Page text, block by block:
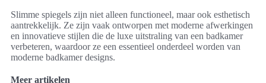
Slimme spiegels zijn niet alleen functioneel, maar ook esthetisch
aantrekkelijk. Ze zijn vaak ontworpen met moderne afwerkingen
en innovatieve stijlen die de luxe uitstraling van een badkamer
verbeteren, waardoor ze een essentieel onderdeel worden van
moderne badkamer designs.
Meer artikelen